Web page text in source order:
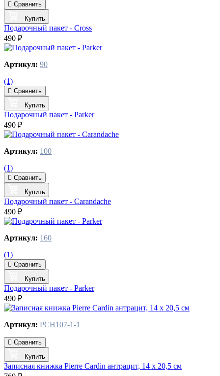
Сравнить
Купить
Подарочный пакет - Cross
490 ₽
Артикул: 90
(1)
Сравнить
Купить
Подарочный пакет - Parker
490 ₽
Артикул: 100
(1)
Сравнить
Купить
Подарочный пакет - Carandache
490 ₽
Артикул: 160
(1)
Сравнить
Купить
Подарочный пакет - Parker
490 ₽
Артикул: PCH107-1-1
Сравнить
Купить
Записная книжка Pierre Cardin антрацит, 14 х 20,5 см